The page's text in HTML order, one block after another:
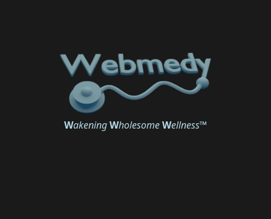
WakeningWholesomeWellness™